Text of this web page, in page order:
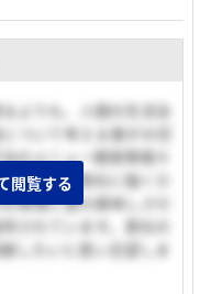
よりも、人間の生活全
ついて考える事が大切
のメニュー開発等様々
ができる貴社に強くひ
客様に食の美味しさだ
されています。貴社の
したいと思い志望しま
閲覧する